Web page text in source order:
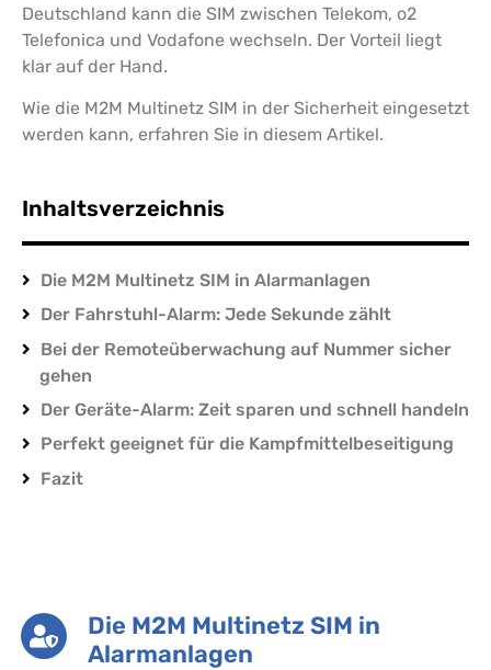
Deutschland kann die SIM zwischen Telekom, o2
Telefonica und Vodafone wechseln. Der Vorteil liegt
klar auf der Hand.
Wie die M2M Multinetz SIM in der Sicherheit eingesetzt
werden kann, erfahren Sie in diesem Artikel.
Inhaltsverzeichnis
Die M2M Multinetz SIM in Alarmanlagen
Der Fahrstuhl-Alarm: Jede Sekunde zählt
Bei der Remoteüberwachung auf Nummer sicher
gehen
Der Geräte-Alarm: Zeit sparen und schnell handeln
Perfekt geeignet für die Kampfmittelbeseitigung
Fazit
Die M2M Multinetz SIM in
Alarmanlagen